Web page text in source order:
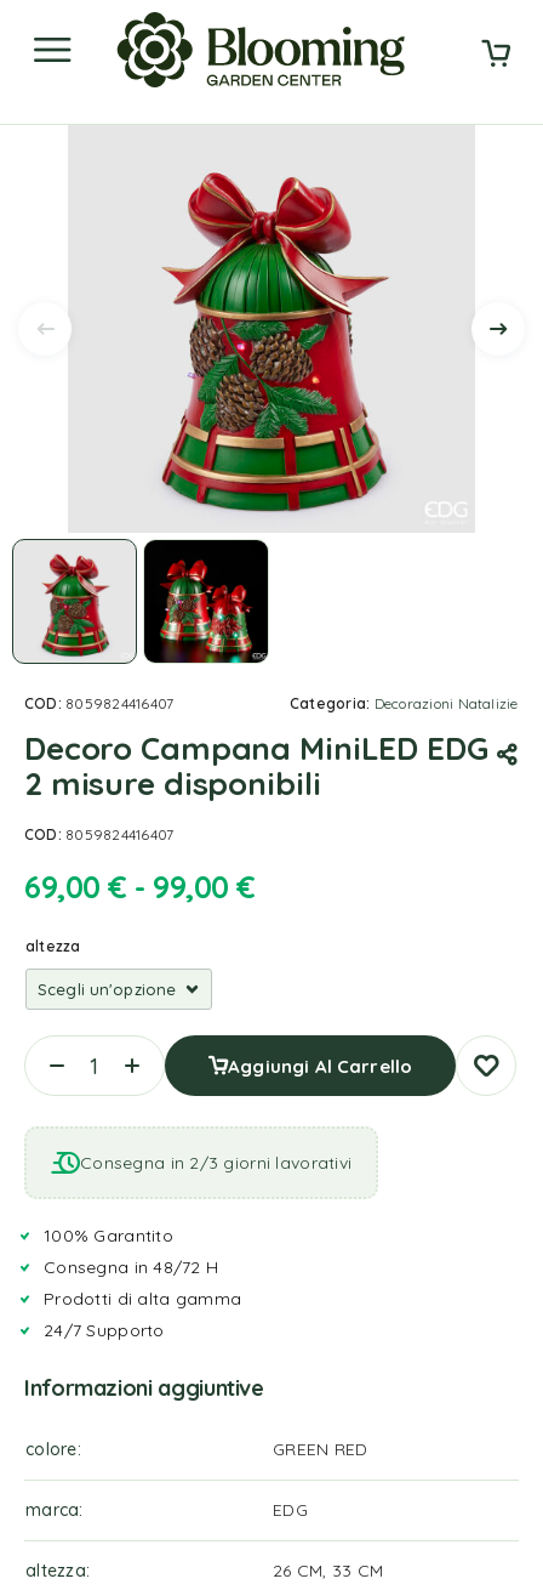
COD: 8059824416407 Categoria: Decorazioni Natalizie
Decoro Campana MiniLED EDG
2 misure disponibili
COD: 8059824416407
69,00 € - 99,00 €
altezza
Aggiungi Al Carrello
Consegna in 2/3 giorni lavorativi
100% Garantito
Consegna in 48/72 H
Prodotti di alta gamma
24/7 Supporto
Informazioni aggiuntive
colore GREEN RED
marca EDG
altezza 26 CM, 33 CM